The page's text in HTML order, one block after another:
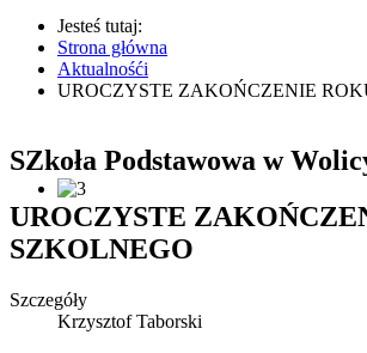
Jesteś tutaj:
Strona główna
Aktualnośći
UROCZYSTE ZAKOŃCZENIE
SZkoła Podstawowa w
UROCZYSTE
SZKOLNEGO
Szczegóły
Krzysztof Taborski